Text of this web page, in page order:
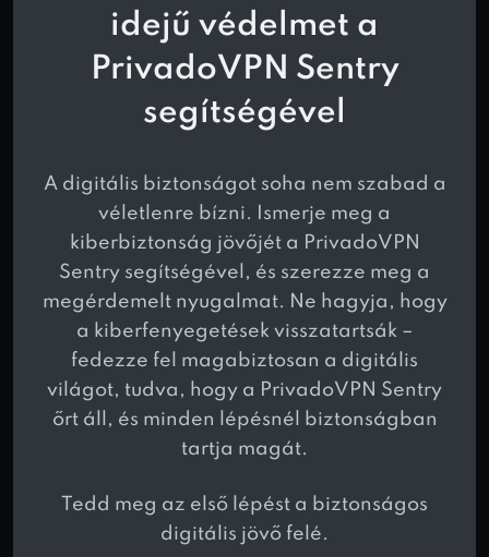
idejű védelmet a
PrivadoVPN Sentry
segítségével
A digitális biztonságot soha nem szabad a
véletlenre bízni. Ismerje meg a
kiberbiztonság jövőjét a PrivadoVPN
Sentry segítségével, és szerezze meg a
megérdemelt nyugalmat. Ne hagyja, hogy
a kiberfenyegetések visszatartsák –
fedezze fel magabiztosan a digitális
világot, tudva, hogy a PrivadoVPN Sentry
őrt áll, és minden lépésnél biztonságban
tartja magát.
Tedd meg az első lépést a biztonságos
digitális jövő felé.